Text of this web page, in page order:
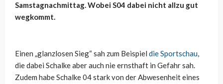
Samstagnachmittag. Wobei S04 dabei nicht allzu gut
wegkommt.
Einen „glanzlosen Sieg“ sah zum Beispiel die Sportschau,
die dabei Schalke aber auch nie ernsthaft in Gefahr sah.
Zudem habe Schalke 04 stark von der Abwesenheit eines